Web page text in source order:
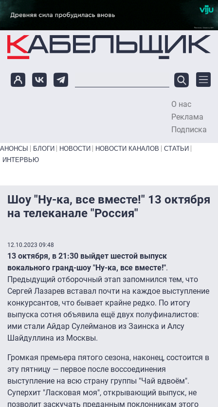
Перейти к основному содержанию
О нас
Реклама
Подписка
Primary links bottom
АНОНСЫ БЛОГИ НОВОСТИ НОВОСТИ КАНАЛОВ
СТАТЬИ
ИНТЕРВЬЮ
Шоу "Ну-ка, все вместе!" 13 октября
на телеканале "Россия"
12.10.2023 09:48
13 октября, в 21:30 выйдет шестой выпуск
вокального гранд-шоу "Ну-ка, все вместе!".
Предыдущий отборочный этап запомнился тем, что
Сергей Лазарев вставал почти на каждое выступление
конкурсантов, что бывает крайне редко. По итогу
выпуска сотня объявила ещё двух полуфиналистов:
ими стали Айдар Сулейманов из Заинска и Алсу
Шайдуллина из Москвы.
Громкая премьера пятого сезона, наконец, состоится в
эту пятницу — первое после воссоединения
выступление на всю страну группы "Чай вдвоём".
Суперхит "Ласковая моя", открывающий выпуск, не
позволит заскучать преданным поклонникам этого